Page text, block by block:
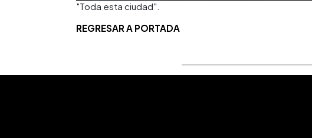
"Toda esta ciudad".
REGRESAR A PORTADA